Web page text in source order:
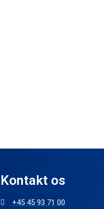
Kontakt os
+45 45 93 71 00